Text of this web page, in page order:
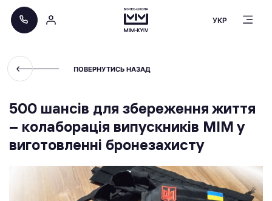
УКР
ПОВЕРНУТИСЬ НАЗАД
500 шансів для збереження життя
– колаборація випускників МІМ у
виготовленні бронезахисту